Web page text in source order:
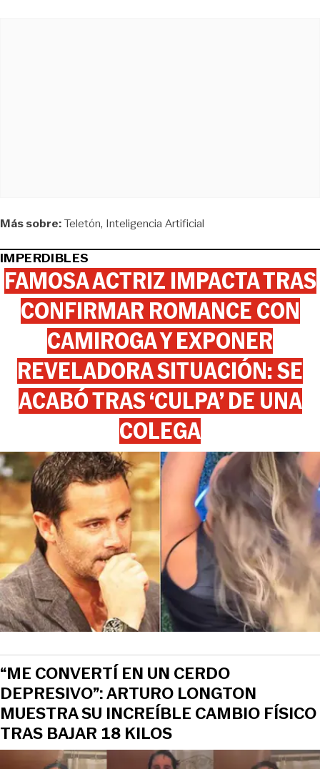
Más sobre:Teletón Inteligencia Artificial
IMPERDIBLES
FAMOSA ACTRIZ IMPACTA TRAS
CONFIRMAR ROMANCE CON
CAMIROGA Y EXPONER
REVELADORA SITUACIÓN: SE
ACABÓ TRAS ‘CULPA’ DE UNA
COLEGA
“ME CONVERTÍ EN UN CERDO
DEPRESIVO”: ARTURO LONGTON
MUESTRA SU INCREÍBLE CAMBIO FÍSICO
TRAS BAJAR 18 KILOS